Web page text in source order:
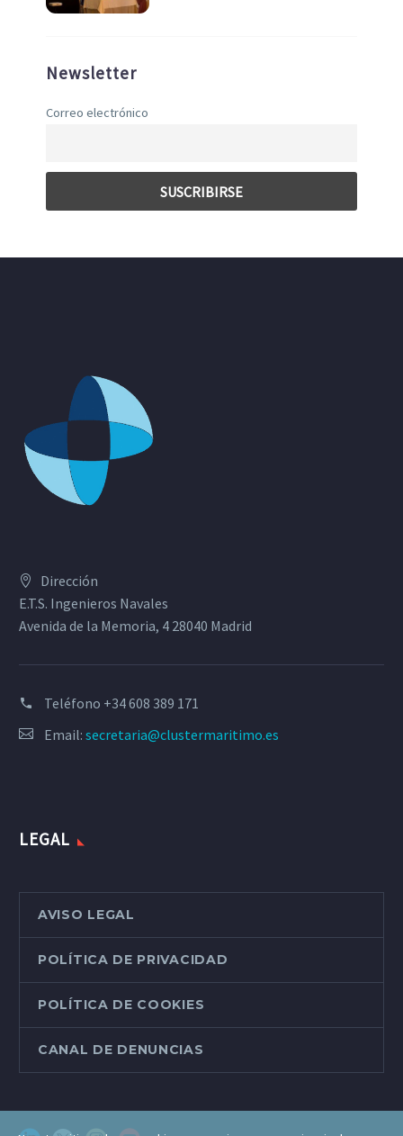
Newsletter
Correo electrónico
Dirección
E.T.S. Ingenieros Navales
Avenida de la Memoria, 4 28040 Madrid
Teléfono +34 608 389 171
Email: secretaria@clustermaritimo.es
LEGAL
AVISO LEGAL
POLÍTICA DE PRIVACIDAD
POLÍTICA DE COOKIES
CANAL DE DENUNCIAS